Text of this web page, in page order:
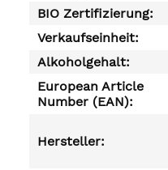
BIO Zertifizierung:
Verkaufseinheit:
Alkoholgehalt:
European Article
Number (EAN):
Hersteller: